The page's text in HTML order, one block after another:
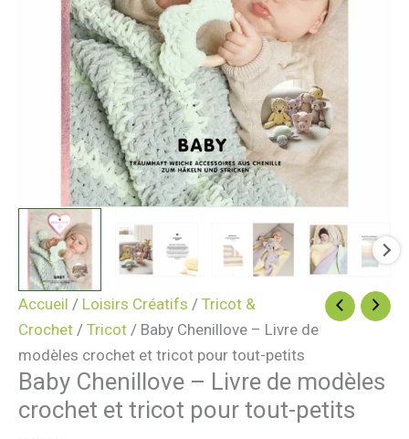
Accueil / Loisirs Créatifs / Tricot &
Crochet / Tricot / Baby Chenillove – Livre de
modèles crochet et tricot pour tout-petits
Baby Chenillove – Livre de modèles
crochet et tricot pour tout-petits